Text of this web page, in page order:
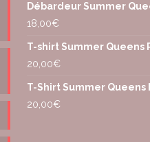
Débardeur Summer
18,00€
T-shirt Summer Queens
20,00€
T-Shirt Summer Queens
20,00€